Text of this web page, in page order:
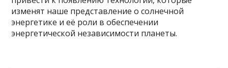
изменят наше представление о солнечной
энергетике и её роли в обеспечении
энергетической независимости планеты.